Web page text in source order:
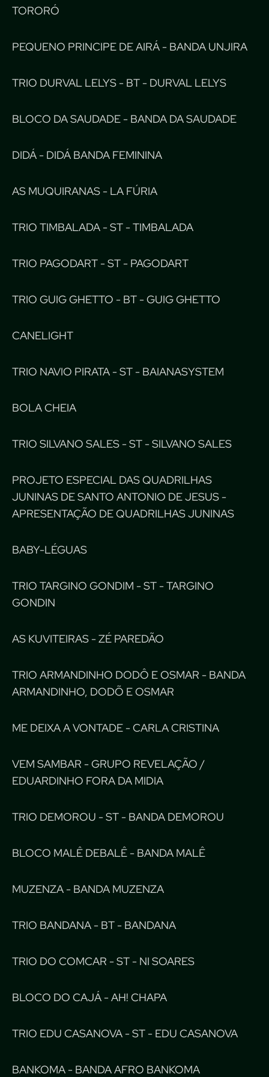
TORORÓ
PEQUENO PRINCIPE DE AIRÁ - BANDA UNJIRA
TRIO DURVAL LELYS - BT - DURVAL LELYS
BLOCO DA SAUDADE - BANDA DA SAUDADE
DIDÁ - DIDÁ BANDA FEMININA
AS MUQUIRANAS - LA FÚRIA
TRIO TIMBALADA - ST - TIMBALADA
TRIO PAGODART - ST - PAGODART
TRIO GUIG GHETTO - BT - GUIG GHETTO
CANELIGHT
TRIO NAVIO PIRATA - ST - BAIANASYSTEM
BOLA CHEIA
TRIO SILVANO SALES - ST - SILVANO SALES
PROJETO ESPECIAL DAS QUADRILHAS
JUNINAS DE SANTO ANTONIO DE JESUS -
APRESENTAÇÃO DE QUADRILHAS JUNINAS
BABY-LÉGUAS
TRIO TARGINO GONDIM - ST - TARGINO
GONDIN
AS KUVITEIRAS - ZÉ PAREDÃO
TRIO ARMANDINHO DODÔ E OSMAR - BANDA
ARMANDINHO, DODÕ E OSMAR
ME DEIXA A VONTADE - CARLA CRISTINA
VEM SAMBAR - GRUPO REVELAÇÃO /
EDUARDINHO FORA DA MIDIA
TRIO DEMOROU - ST - BANDA DEMOROU
BLOCO MALÊ DEBALÊ - BANDA MALÊ
MUZENZA - BANDA MUZENZA
TRIO BANDANA - BT - BANDANA
TRIO DO COMCAR - ST - NI SOARES
BLOCO DO CAJÁ - AH! CHAPA
TRIO EDU CASANOVA - ST - EDU CASANOVA
BANKOMA - BANDA AFRO BANKOMA